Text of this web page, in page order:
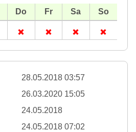
28.05.2018 03:57
26.03.2020 15:05
24.05.2018
24.05.2018 07:02